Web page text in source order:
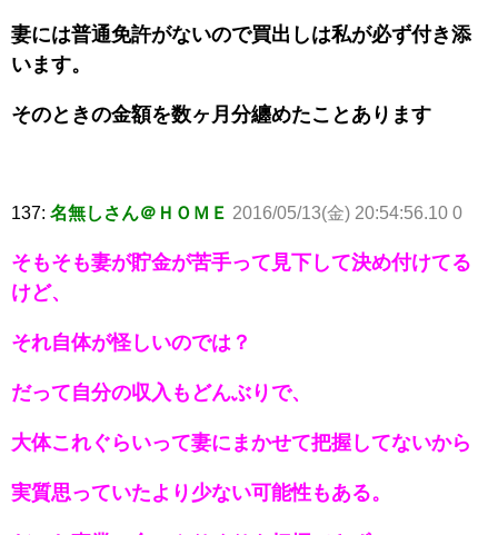
妻には普通免許がないので買出しは私が必ず付き添
います。
そのときの金額を数ヶ月分纏めたことあります
137: 名無しさん＠ＨＯＭＥ 2016/05/13(金) 20:54:56.10 0
そもそも妻が貯金が苦手って見下して決め付けてる
けど、
それ自体が怪しいのでは？
だって自分の収入もどんぶりで、
大体これぐらいって妻にまかせて把握してないから
実質思っていたより少ない可能性もある。